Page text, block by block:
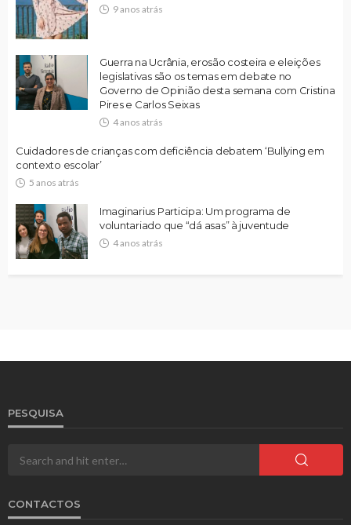
9 anos atrás
Guerra na Ucrânia, erosão costeira e eleições
legislativas são os temas em debate no
Governo de Opinião desta semana com Cristina
Pires e Carlos Seixas
4 anos atrás
Cuidadores de crianças com deficiência debatem ‘Bullying em
contexto escolar’
5 anos atrás
Imaginarius Participa: Um programa de
voluntariado que “dá asas” à juventude
4 anos atrás
PESQUISA
CONTACTOS